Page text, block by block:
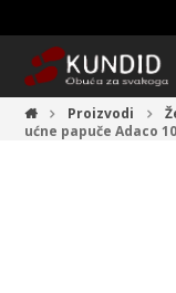
Proizvodi
ućne papuče Adaco